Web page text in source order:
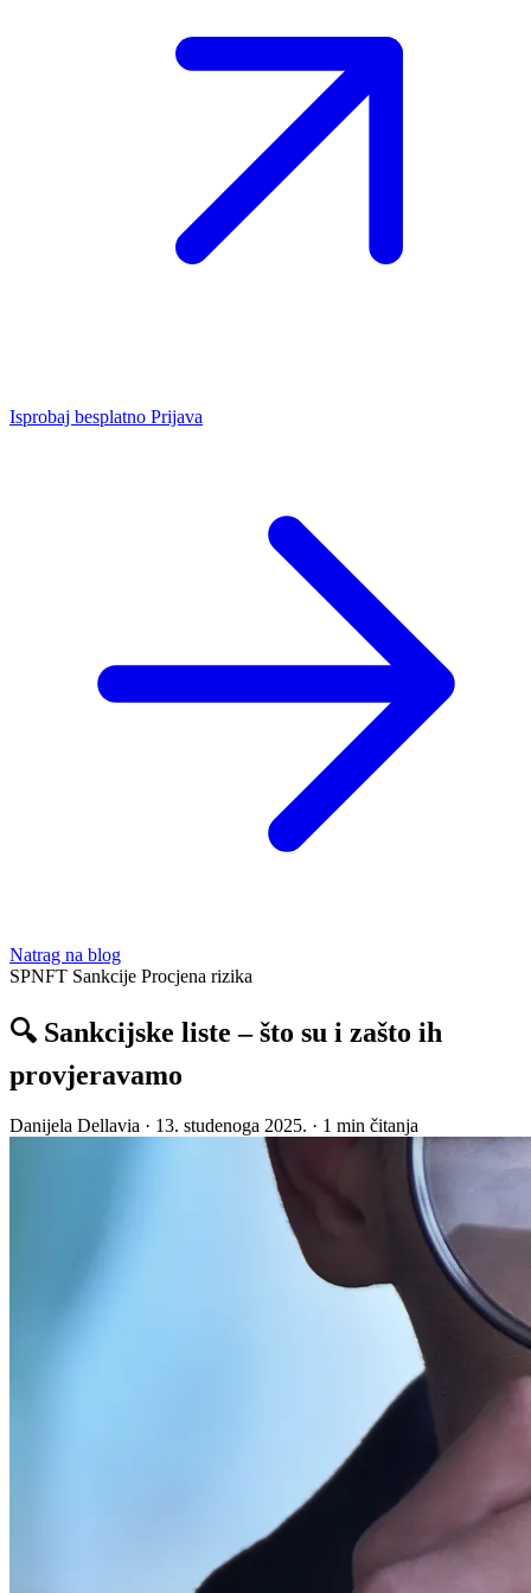
Isprobaj besplatno Prijava
Natrag na blog
SPNFT Sankcije Procjena rizika
🔍 Sankcijske liste – što su i zašto ih
provjeravamo
Danijela Dellavia · 13. studenoga 2025. · 1 min čitanja